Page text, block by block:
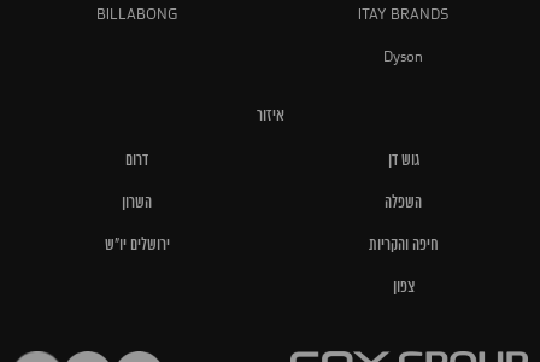
ITAY BRANDS
BILLABONG
Dyson
איזור
גוש דן דרום
השפלה השרון
חיפה והקריות ירושלים יו"ש
צפון